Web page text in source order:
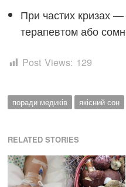
При частих кризах —
терапевтом або
Post Views: 129
поради медиків якісний сон
RELATED STORIES